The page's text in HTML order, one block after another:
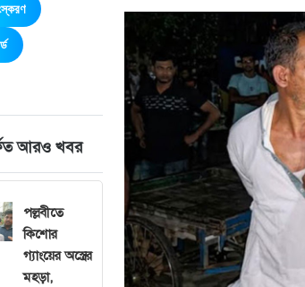
আরও খবর
পল্লবীতে
কিশোর
গ্যাংয়ের অস্ত্রের
মহড়া,